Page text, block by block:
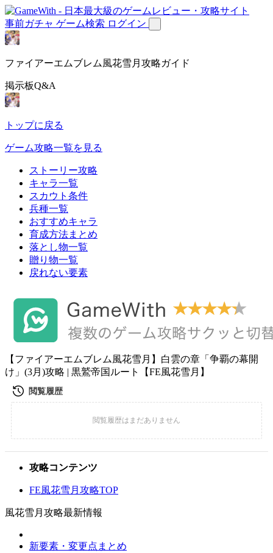
事前ガチャ ゲーム検索 ログイン
ファイアーエムブレム風花雪月攻略ガイド
掲示板Q&A
トップに戻る
ゲーム攻略一覧を見る
ストーリー攻略
キャラ一覧
スカウト条件
兵種一覧
おすすめキャラ
育成方法まとめ
落とし物一覧
贈り物一覧
戻れない要素
【ファイアーエムブレム風花雪月】白雲の章「争覇の幕開
け」(3月)攻略 | 黒鷲帝国ルート【FE風花雪月】
攻略コンテンツ
FE風花雪月攻略TOP
風花雪月攻略最新情報
新要素・変更点まとめ